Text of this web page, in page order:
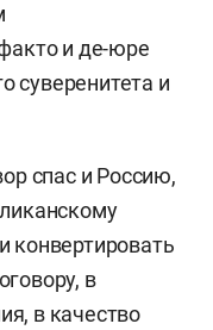
и де-юре
суверенитета и
спас и Россию,
конвертировать
в
в качество